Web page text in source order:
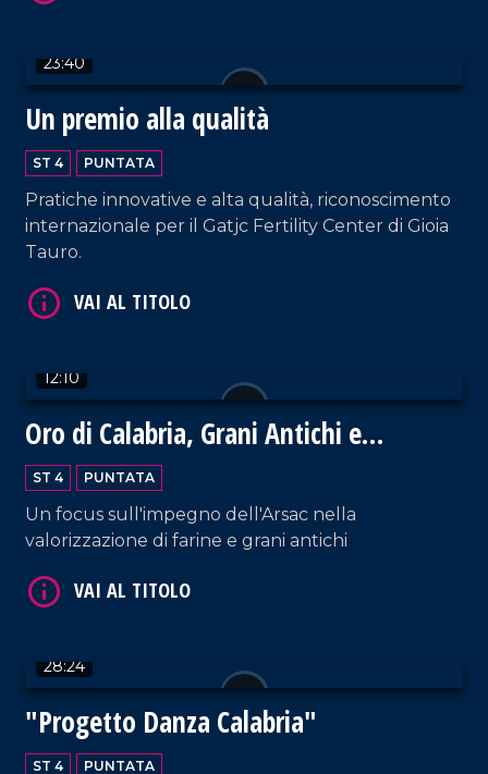
23:40
Un premio alla qualità
ST 4 PUNTATA
Pratiche innovative e alta qualità, riconoscimento
internazionale per il Gatjc Fertility Center di Gioia
Tauro.
12:10
Oro di Calabria, Grani Antichi e
Biodiversità
ST 4 PUNTATA
Un focus sull'impegno dell'Arsac nella
valorizzazione di farine e grani antichi
28:24
"Progetto Danza Calabria"
ST 4 PUNTATA
VAI AL TITOLO
VAI AL TITOLO
VAI AL TITOLO
VAI AL TITOLO